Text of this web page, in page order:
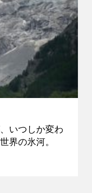
いつしか変わ
界の氷河。